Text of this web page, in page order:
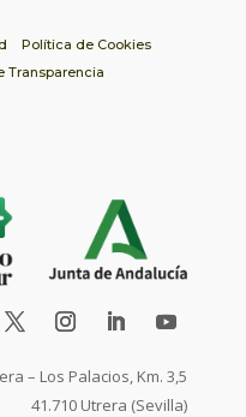
Política de Cookies
Transparencia
– Los Palacios, Km. 3,5
41.710 Utrera (Sevilla)